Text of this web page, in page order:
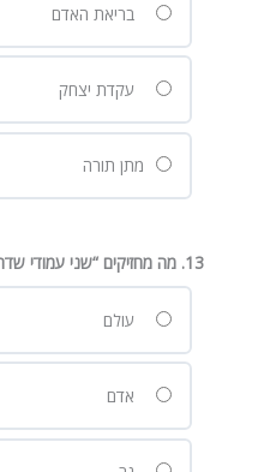
בריאת האדם
עקדת יצחק
מתן תורה
13. מה מחזיקים “שני עמודי שדרה”?
עולם
אדם